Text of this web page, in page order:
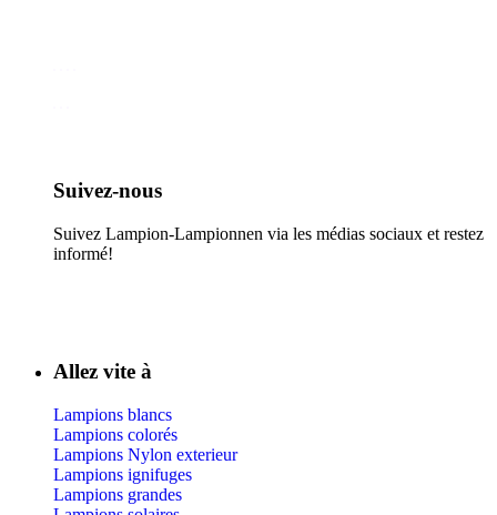
Suivez-nous​
Suivez Lampion-Lampionnen via les médias sociaux et restez
informé!
Allez vite à
Lampions blancs
Lampions colorés
Lampions Nylon exterieur
Lampions ignifuges
Lampions grandes